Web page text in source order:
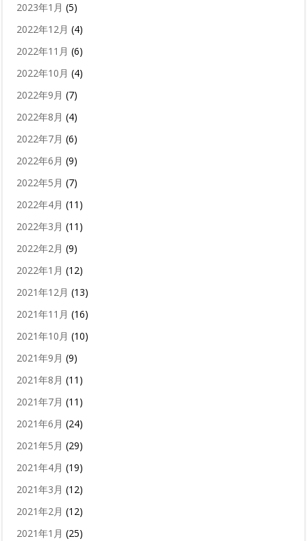
2023年1月 (5)
2022年12月 (4)
2022年11月 (6)
2022年10月 (4)
2022年9月 (7)
2022年8月 (4)
2022年7月 (6)
2022年6月 (9)
2022年5月 (7)
2022年4月 (11)
2022年3月 (11)
2022年2月 (9)
2022年1月 (12)
2021年12月 (13)
2021年11月 (16)
2021年10月 (10)
2021年9月 (9)
2021年8月 (11)
2021年7月 (11)
2021年6月 (24)
2021年5月 (29)
2021年4月 (19)
2021年3月 (12)
2021年2月 (12)
2021年1月 (25)